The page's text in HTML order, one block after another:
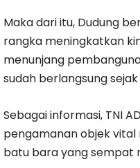
Maka dari itu, Dudung
rangka meningkatkan
menunjang
sudah berlangsung
Sebagai informasi, TNI
pengamanan objek
batu bara yang sempat